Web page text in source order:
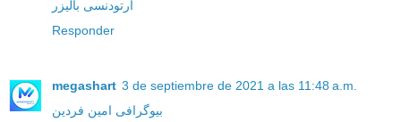
ارتودنسی بالیزر
Responder
megashart 3 de septiembre de 2021 a las 11:48 a.m.
بیوگرافی امین فردین